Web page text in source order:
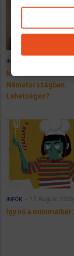
INFÓK
MiniJob Elternzeit
Németországban.
Lehetséges?
INFÓK 12 August 2025
Így nő a minimálbér